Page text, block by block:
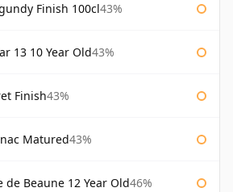
Finish 100cl43%
13 10 Year Old43%
Finish43%
Matured43%
de Beaune 12 Year Old46%